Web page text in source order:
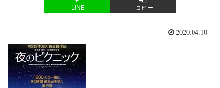
LINE コピー
2020.04.10